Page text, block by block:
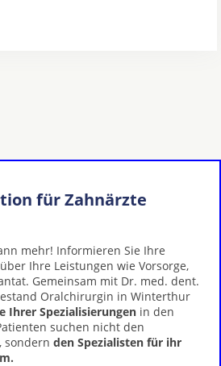
für Zahnärzte
mehr! Informieren Sie Ihre
Ihre Leistungen wie Vorsorge,
Gemeinsam mit Dr. med. dent.
Oralchirurgin in Winterthur
Ihrer Spezialisierungen in den
suchen nicht den
sondern den Spezialisten für ihr